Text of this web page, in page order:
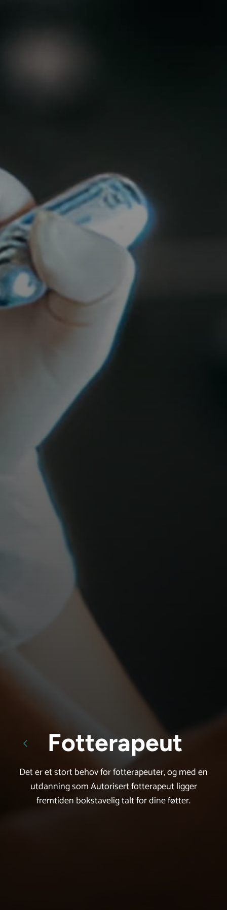
Tilbake til alle
Fotterapeut
Det er et stort behov for fotterapeuter, og med en
utdanning som Autorisert fotterapeut ligger
fremtiden bokstavelig talt for dine føtter.